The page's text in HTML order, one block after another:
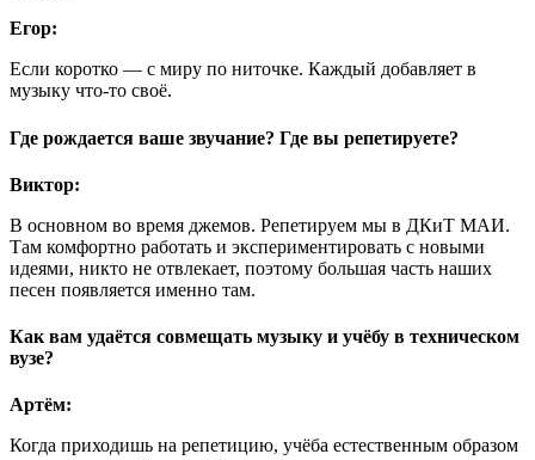
Егор:
Если коротко — с миру по ниточке. Каждый добавляет в
музыку что-то своё.
Где рождается ваше звучание? Где вы репетируете?
Виктор:
В основном во время джемов. Репетируем мы в ДКиТ МАИ.
Там комфортно работать и экспериментировать с новыми
идеями, никто не отвлекает, поэтому большая часть наших
песен появляется именно там.
Как вам удаётся совмещать музыку и учёбу в техническом
вузе?
Артём:
Когда приходишь на репетицию, учёба естественным образом